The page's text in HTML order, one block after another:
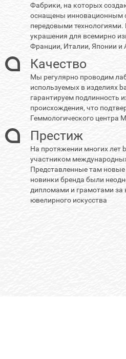
Фабрики, на которых
оснащены инновационным
передовыми
украшения для всемирно
Франции, Италии, Японии и
Качество
Мы регулярно проводим
используемых в изделиях
гарантируем подлинность
происхождения, что
Геммологического центра
Престиж
На протяжении многих лет
участником
Представленные там
новинки бренда были
дипломами и грамотами за
ювелирного искусства